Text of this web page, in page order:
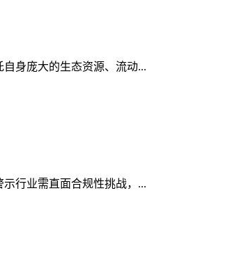
身庞大的生态资源、流动...
行业需直面合规性挑战，...